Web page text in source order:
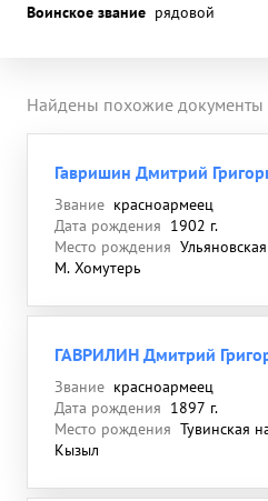
Воинское звание рядовой
Найдены похожие документы
Гавришин Дмитрий
Звание красноармеец
Дата рождения 1902 г.
Место рождения
М. Хомутерь
ГАВРИЛИН Дмитрий
Звание красноармеец
Дата рождения 1897 г.
Место рождения Тувинская
Кызыл